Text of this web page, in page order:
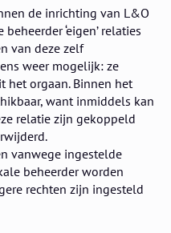
de inrichting van L&O
‘eigen’ relaties
van deze zelf
weer mogelijk: ze
het orgaan. Binnen het
want inmiddels kan
relatie zijn gekoppeld
vanwege ingestelde
beheerder worden
rechten zijn ingesteld